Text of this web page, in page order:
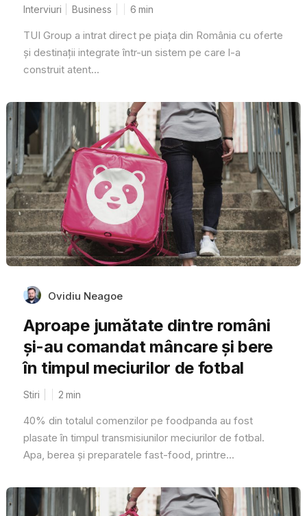
Interviuri Business 6 min
TUI Group a intrat direct pe piața din România cu oferte
și destinații integrate într-un sistem pe care l-a
construit atent...
Ovidiu Neagoe
Aproape jumătate dintre români
și-au comandat mâncare și bere
în timpul meciurilor de fotbal
Stiri 2 min
40% din totalul comenzilor pe foodpanda au fost
plasate în timpul transmisiunilor meciurilor de fotbal.
Apa, berea și preparatele fast-food, printre...